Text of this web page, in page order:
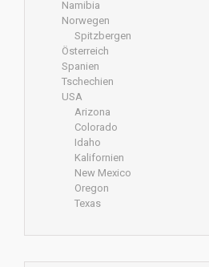
Namibia
Norwegen
Spitzbergen
Österreich
Spanien
Tschechien
USA
Arizona
Colorado
Idaho
Kalifornien
New Mexico
Oregon
Texas